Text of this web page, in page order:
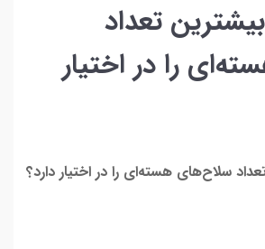
تعداد
را در اختیار
سلا‌ح‌های هسته‌ای را در اختیار دارد؟